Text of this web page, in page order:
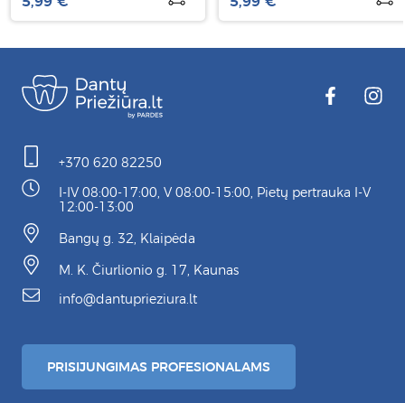
+370 620 82250
I-IV 08:00-17:00, V 08:00-15:00, Pietų pertrauka I-V
12:00-13:00
Bangų g. 32, Klaipėda
M. K. Čiurlionio g. 17, Kaunas
info@dantuprieziura.lt
PRISIJUNGIMAS PROFESIONALAMS